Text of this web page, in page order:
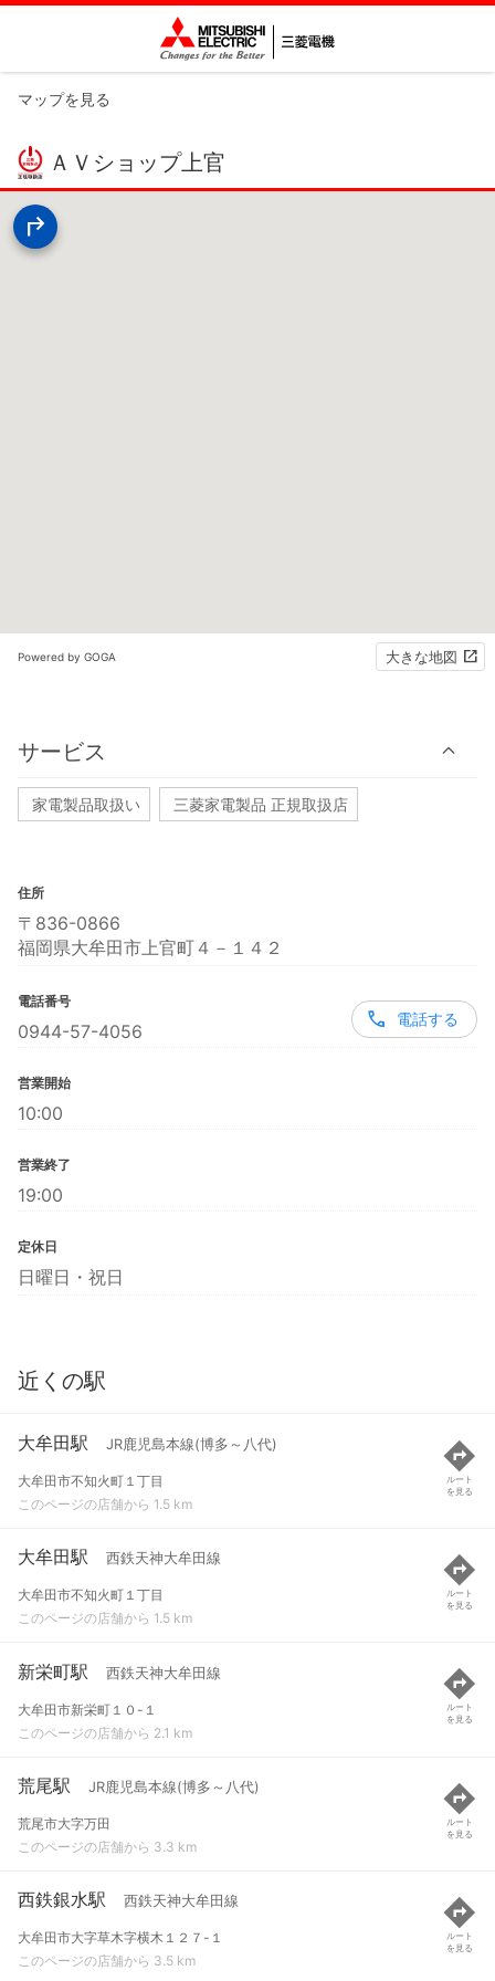
マップを見る
ＡＶショップ上官
Powered by GOGA 大きな地図
サービス
家電製品取扱い 三菱家電製品 正規取扱店
住所
〒836-0866
福岡県大牟田市上官町４－１４２
電話番号
0944-57-4056
電話する
営業開始
10:00
営業終了
19:00
定休日
日曜日・祝日
近くの駅
大牟田駅 JR鹿児島本線(博多～八代)
大牟田市不知火町１丁目
このページの店舗から 1.5 km
ルート
を見る
大牟田駅 西鉄天神大牟田線
大牟田市不知火町１丁目
このページの店舗から 1.5 km
ルート
を見る
新栄町駅 西鉄天神大牟田線
大牟田市新栄町１０-１
このページの店舗から 2.1 km
ルート
を見る
荒尾駅 JR鹿児島本線(博多～八代)
荒尾市大字万田
このページの店舗から 3.3 km
ルート
を見る
西鉄銀水駅 西鉄天神大牟田線
大牟田市大字草木字横木１２７-１
このページの店舗から 3.5 km
ルート
を見る